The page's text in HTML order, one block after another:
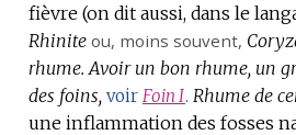
fièvre (on dit aussi, dans le
Rhinite ou, moins souvent,
rhume. Avoir un bon rhume, un
des foins, voir Foin I. Rhume de
une inflammation des fosses